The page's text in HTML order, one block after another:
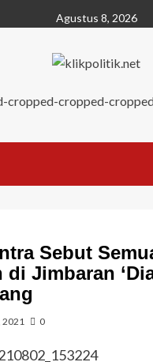
Agustus 8, 2026
Sebut
di Jimbaran
2021 0